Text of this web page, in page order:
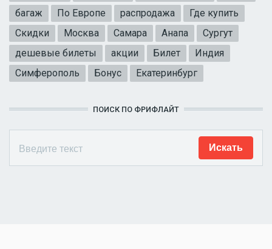
багаж
По Европе распродажа
Где купить
Скидки
Москва Самара Анапа
Сургут
дешевые билеты
акции Билет
Индия
Симферополь
Бонус Екатеринбург
ПОИСК ПО ФРИФЛАЙТ